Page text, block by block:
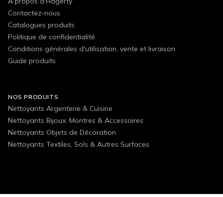
Contactez-nous
Catalogues produits
Politique de confidentialité
Conditions générales d'utilisation, vente et livraison
Guide produits
NOS PRODUITS
Nettoyants Argenterie & Cuisine
Nettoyants Bijoux, Montres & Accessoires
Nettoyants Objets de Décoration
Nettoyants Textiles, Sols & Autres Surfaces